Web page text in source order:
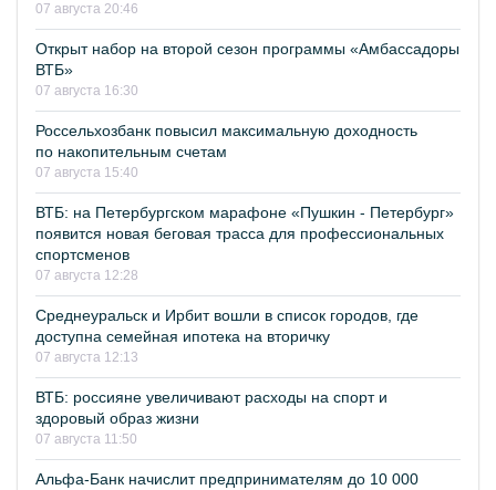
07 августа 20:46
Открыт набор на второй сезон программы «Амбассадоры
ВТБ»
07 августа 16:30
Россельхозбанк повысил максимальную доходность
по накопительным счетам
07 августа 15:40
ВТБ: на Петербургском марафоне «Пушкин - Петербург»
появится новая беговая трасса для профессиональных
спортсменов
07 августа 12:28
Среднеуральск и Ирбит вошли в список городов, где
доступна семейная ипотека на вторичку
07 августа 12:13
ВТБ: россияне увеличивают расходы на спорт и
здоровый образ жизни
07 августа 11:50
Альфа-Банк начислит предпринимателям до 10 000